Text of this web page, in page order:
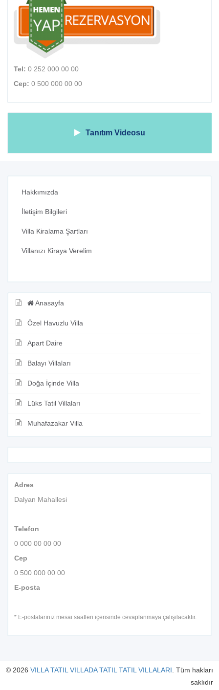
Tel: 0 252 000 00 00
Cep: 0 500 000 00 00
Tanıtım Videosu
Hakkımızda
İletişim Bilgileri
Villa Kiralama Şartları
Villanızı Kiraya Verelim
Anasayfa
Özel Havuzlu Villa
Apart Daire
Balayı Villaları
Doğa İçinde Villa
Lüks Tatil Villaları
Muhafazakar Villa
Adres
Dalyan Mahallesi
Telefon
0 000 00 00 00
Cep
0 500 000 00 00
E-posta
* E-postalarınız mesai saatleri içerisinde cevaplanmaya çalışılacaktır.
© 2026 VILLA TATIL VILLADA TATIL TATIL VILLALARI . Tüm hakları
saklıdır